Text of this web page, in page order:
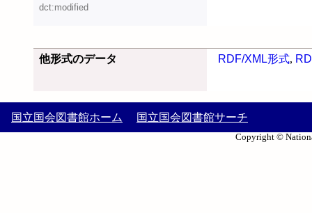
dct:modified
他形式のデータ RDF/XML形式,
国立国会図書館ホーム 国立国会図書館サーチ
Copyright ©